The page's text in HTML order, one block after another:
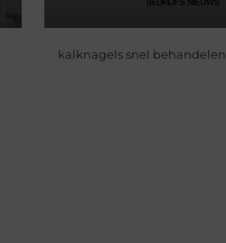
kalknagels snel behandelen